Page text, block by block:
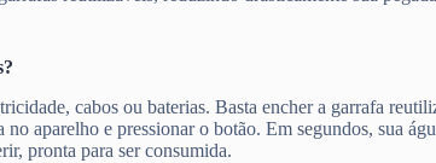
cabos ou baterias. Basta encher a garrafa
aparelho e pressionar o botão. Em segundos, sua
pronta para ser consumida.